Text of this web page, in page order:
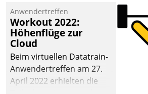
Mammutprojekte
meistern und Workloads
wuppen – bei zunehmend
anspruchsvollen
Aufgaben und
abnehmendem
Anwendertreffen
Workout 2022:
Höhenflüge zur
Cloud
Beim virtuellen Datatrain-
Anwendertreffen am 27.
April 2022 erhielten die